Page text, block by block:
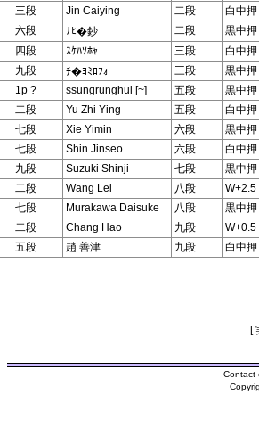
三段 Jin Caiying 二段
白中
六段 ﾅﾋ�鈔 二段
黒中
四段 ｽｹﾊｿﾎｬ 三段
白中
九段 ﾁ�ﾖﾐﾛﾌｫ 三段
黒中
1p ? ssungrunghui [~] 五段
黒中
二段 Yu Zhi Ying 五段
白中
七段 Xie Yimin 六段
黒中
七段 Shin Jinseo 六段
白中
九段 Suzuki Shinji 七段
黒中
二段 Wang Lei 八段
W+2.5
七段 Murakawa Daisuke 八段
黒中
二段 Chang Hao 九段
W+0.5
五段 趙 善津 九段 白中
[
Contact